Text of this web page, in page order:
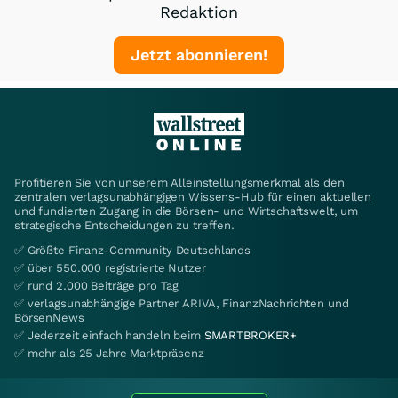
Redaktion
Jetzt abonnieren!
Profitieren Sie von unserem Alleinstellungsmerkmal als den
zentralen verlagsunabhängigen Wissens-Hub für einen aktuellen
und fundierten Zugang in die Börsen- und Wirtschaftswelt, um
strategische Entscheidungen zu treffen.
✅ Größte Finanz-Community Deutschlands
✅ über 550.000 registrierte Nutzer
✅ rund 2.000 Beiträge pro Tag
✅ verlagsunabhängige Partner ARIVA, FinanzNachrichten und
BörsenNews
✅ Jederzeit einfach handeln beim SMARTBROKER+
✅ mehr als 25 Jahre Marktpräsenz